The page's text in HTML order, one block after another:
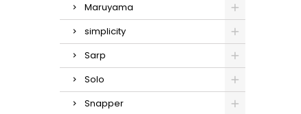
Maruyama
simplicity
Sarp
Solo
Snapper